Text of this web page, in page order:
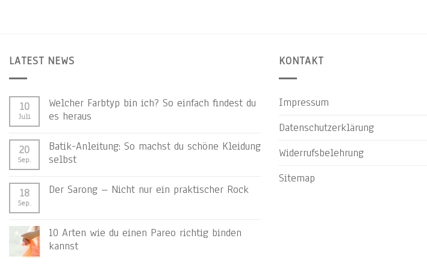
LATEST NEWS
10
Juli
Welcher Farbtyp bin ich? So einfach findest du
es heraus
20
Sep.
Batik-Anleitung: So machst du schöne Kleidung
selbst
18
Sep.
Der Sarong – Nicht nur ein praktischer Rock
10 Arten wie du einen Pareo richtig binden
kannst
KONTAKT
Impressum
Datenschutzerklärung
Widerrufsbelehrung
Sitemap